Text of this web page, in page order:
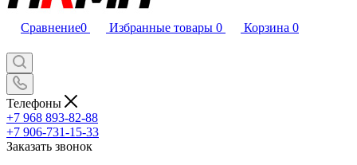
Сравнение0 Избранные товары 0 Корзина 0
Телефоны
+7 968 893-82-88
+7 906-731-15-33
Заказать звонок